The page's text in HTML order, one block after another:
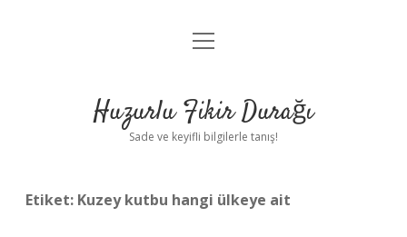
Anasayfa
Yasal Uyarı
menüyü
Huzurlu Fikir Durağı
Sade ve keyifli bilgilerle tanış!
Etiket: Kuzey kutbu hangi ülkeye ait